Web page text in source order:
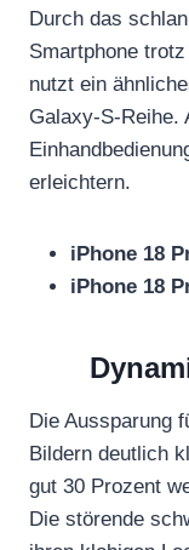
Durch das
Smartphone
nutzt ein
Galaxy-S-Reihe.
erleichtern.
iPhone 18
iPhone 18
Die Aussparung
Bildern deutlich
gut 30 Prozent
Die störende